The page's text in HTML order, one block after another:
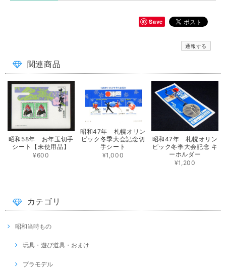
Save
通報する
関連商品
昭和58年 お年玉切手
シート【未使用品】
¥600
昭和47年 札幌オリン
ピック冬季大会記念切
手シート
¥1,000
昭和47年 札幌オリン
ピック冬季大会記念 キ
ーホルダー
¥1,200
カテゴリ
昭和当時もの
玩具・遊び道具・おまけ
プラモデル